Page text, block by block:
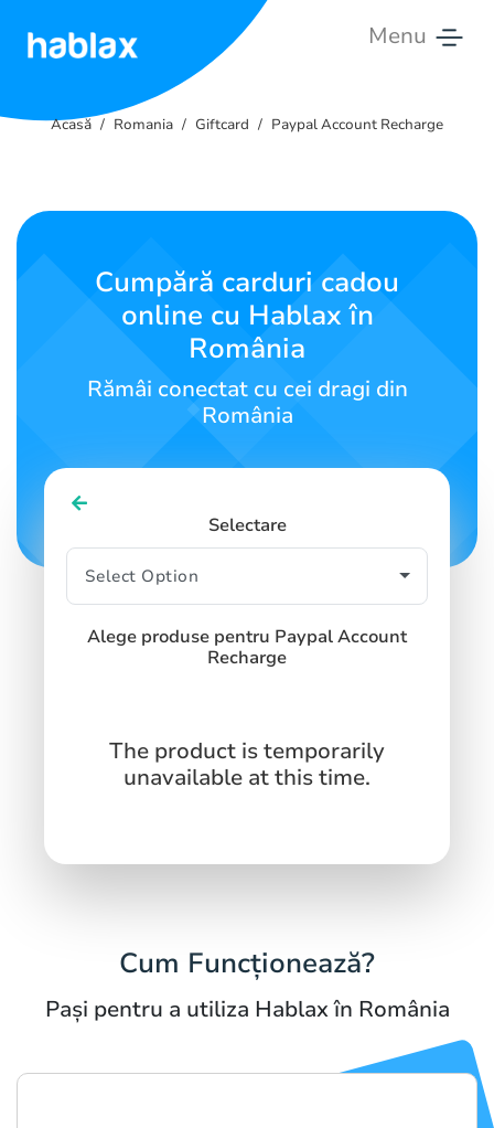
Menu
Tarife
Contactează-
Acasă Romania Giftcard Paypal Account Recharge
Cumpără carduri cadou
online cu Hablax în
România
Rămâi conectat cu cei dragi din
România
Selectare
Alege produse pentru Paypal Account
Recharge
The product is temporarily
unavailable at this time.
Cum Funcționează?
Pași pentru a utiliza Hablax în România